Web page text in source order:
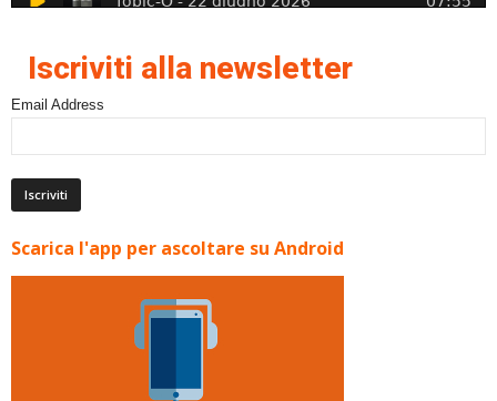
Iscriviti alla newsletter
Email Address
Scarica l'app per ascoltare su Android